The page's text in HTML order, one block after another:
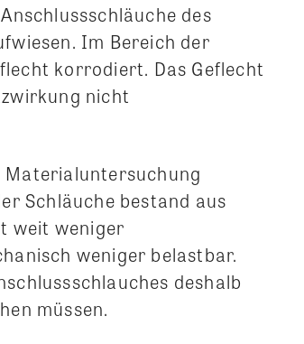
des
Im Bereich der
korrodiert. Das Geflecht
nicht
Materialuntersuchung
Schläuche bestand aus
weit weniger
weniger belastbar.
deshalb
müssen.